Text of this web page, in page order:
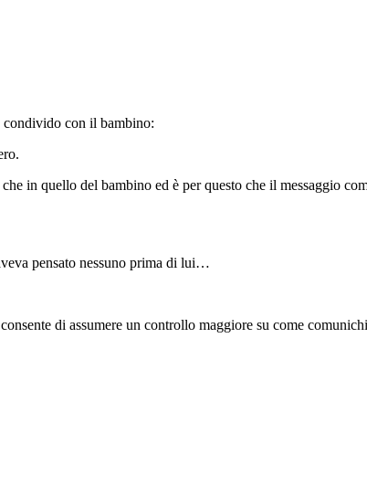
condivido con il bambino:
in quello del bambino ed è per questo che il messaggio
pensato nessuno prima di lui…
di assumere un controllo maggiore su come